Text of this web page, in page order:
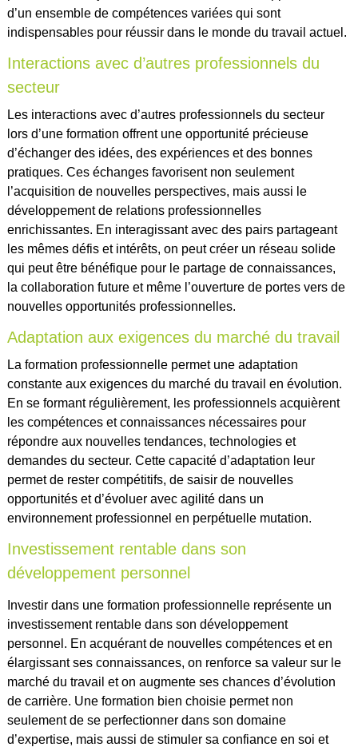
d’un ensemble de compétences variées qui sont
indispensables pour réussir dans le monde du travail actuel.
Interactions avec d’autres professionnels du
secteur
Les interactions avec d’autres professionnels du secteur
lors d’une formation offrent une opportunité précieuse
d’échanger des idées, des expériences et des bonnes
pratiques. Ces échanges favorisent non seulement
l’acquisition de nouvelles perspectives, mais aussi le
développement de relations professionnelles
enrichissantes. En interagissant avec des pairs partageant
les mêmes défis et intérêts, on peut créer un réseau solide
qui peut être bénéfique pour le partage de connaissances,
la collaboration future et même l’ouverture de portes vers de
nouvelles opportunités professionnelles.
Adaptation aux exigences du marché du travail
La formation professionnelle permet une adaptation
constante aux exigences du marché du travail en évolution.
En se formant régulièrement, les professionnels acquièrent
les compétences et connaissances nécessaires pour
répondre aux nouvelles tendances, technologies et
demandes du secteur. Cette capacité d’adaptation leur
permet de rester compétitifs, de saisir de nouvelles
opportunités et d’évoluer avec agilité dans un
environnement professionnel en perpétuelle mutation.
Investissement rentable dans son
développement personnel
Investir dans une formation professionnelle représente un
investissement rentable dans son développement
personnel. En acquérant de nouvelles compétences et en
élargissant ses connaissances, on renforce sa valeur sur le
marché du travail et on augmente ses chances d’évolution
de carrière. Une formation bien choisie permet non
seulement de se perfectionner dans son domaine
d’expertise, mais aussi de stimuler sa confiance en soi et